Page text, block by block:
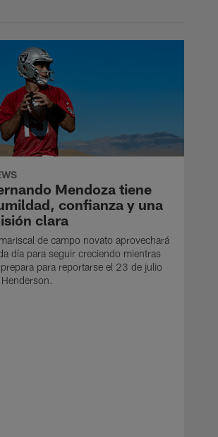
Mendoza tiene
confianza y una
clara
de campo novato aprovechará
día para seguir creciendo mientras
para reportarse el 23 de julio